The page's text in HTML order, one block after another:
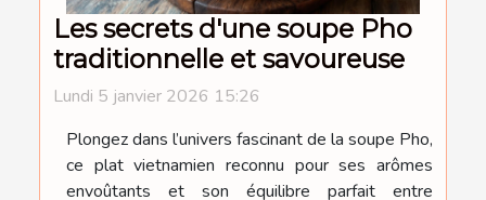
Les secrets d'une soupe Pho
traditionnelle et savoureuse
Lundi 5 janvier 2026 15:26
Plongez dans l’univers fascinant de la soupe Pho,
ce plat vietnamien reconnu pour ses arômes
envoûtants et son équilibre parfait entre